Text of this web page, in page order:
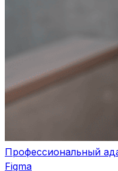
Профессиональный
Figma